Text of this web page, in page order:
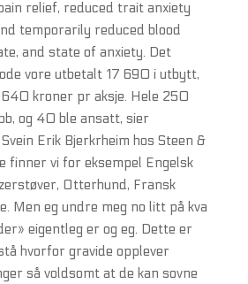
relief, reduced trait anxiety
temporarily reduced blood
and state of anxiety. Det
vore utbetalt 17 690 i utbytt,
640 kroner pr aksje. Hele 250
og 40 ble ansatt, sier
Erik Bjerkrheim hos Steen &
finner vi for eksempel Engelsk
Otterhund, Fransk
Men eg undre meg no litt på kva
eigentleg er og eg. Dette er
hvorfor gravide opplever
så voldsomt at de kan sovne